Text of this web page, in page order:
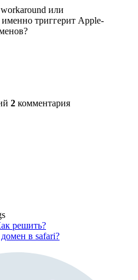
или
триггерит Apple-
2 комментария
решить?
в safari?